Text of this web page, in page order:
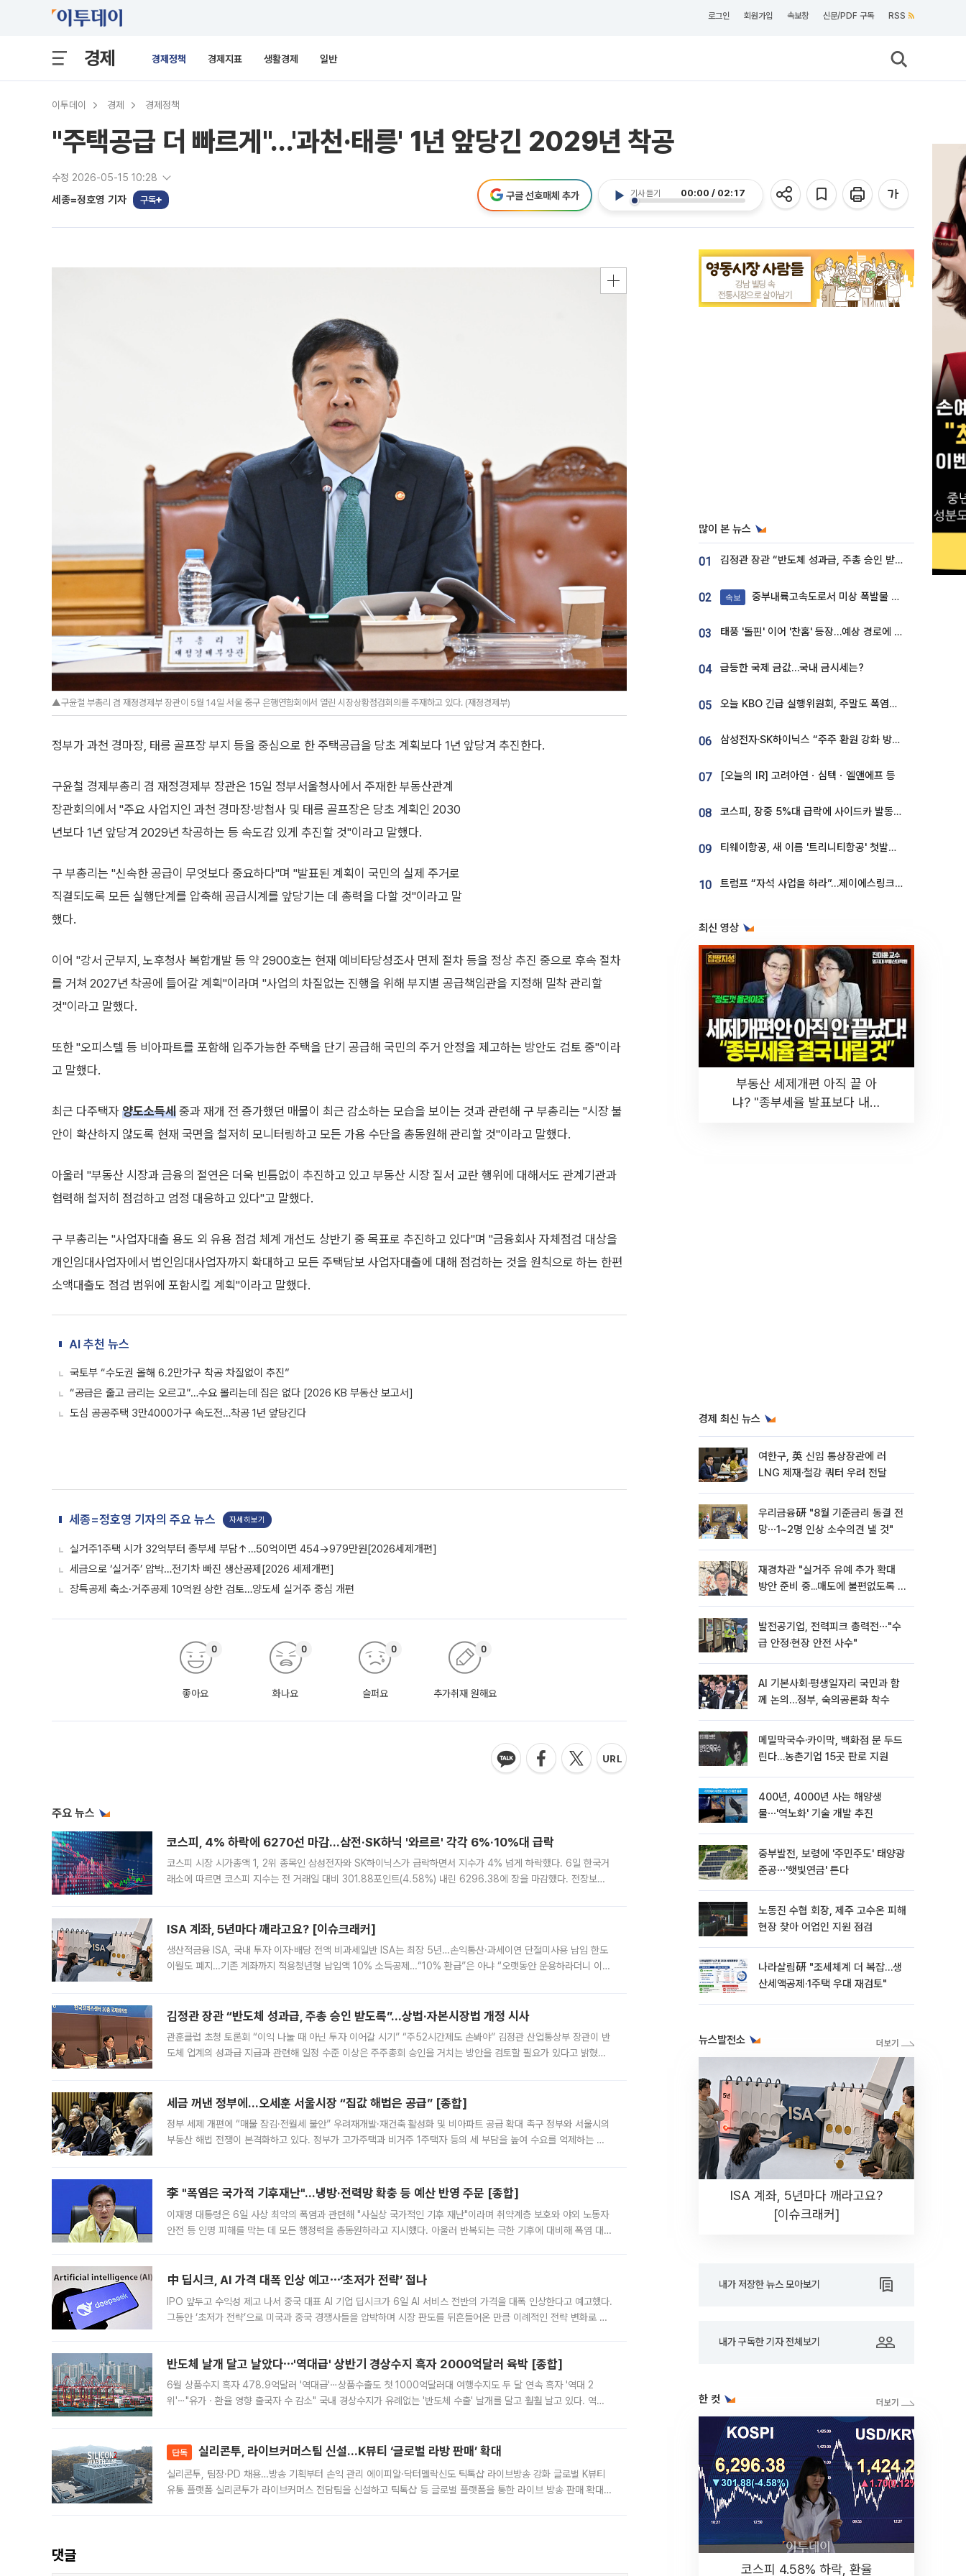
로그인 회원가입 속보창 신문/PDF 구독 RSS
경제 경제정책 경제지표 생활경제 일반
이투데이 경제 경제정책
"주택공급 더 빠르게"…'과천·태릉' 1년 앞당긴 2029년 착공
수정 2026-05-15 10:28
세종=정호영 기자 구독
기사 듣기 00:00 / 02:17
구글 선호매체 추가
▲구윤철 부총리 겸 재정경제부 장관이 5월 14일 서울 중구 은행연합회에서 열린 시장상황점검회의를 주재하고 있다. (재정경제부)
정부가 과천 경마장, 태릉 골프장 부지 등을 중심으로 한 주택공급을 당초 계획보다 1년 앞당겨 추진한다.
구윤철 경제부총리 겸 재정경제부 장관은 15일 정부서울청사에서 주재한 부동산관계
장관회의에서 "주요 사업지인 과천 경마장·방첩사 및 태릉 골프장은 당초 계획인 2030
년보다 1년 앞당겨 2029년 착공하는 등 속도감 있게 추진할 것"이라고 말했다.
구 부총리는 "신속한 공급이 무엇보다 중요하다"며 "발표된 계획이 국민의 실제 주거로
직결되도록 모든 실행단계를 압축해 공급시계를 앞당기는 데 총력을 다할 것"이라고 말
했다.
이어 "강서 군부지, 노후청사 복합개발 등 약 2900호는 현재 예비타당성조사 면제 절차 등을 정상 추진 중으로 후속 절차
를 거쳐 2027년 착공에 들어갈 계획"이라며 "사업의 차질없는 진행을 위해 부지별 공급책임관을 지정해 밀착 관리할
것"이라고 말했다.
또한 "오피스텔 등 비아파트를 포함해 입주가능한 주택을 단기 공급해 국민의 주거 안정을 제고하는 방안도 검토 중"이라
고 말했다.
최근 다주택자 양도소득세 중과 재개 전 증가했던 매물이 최근 감소하는 모습을 보이는 것과 관련해 구 부총리는 "시장 불
안이 확산하지 않도록 현재 국면을 철저히 모니터링하고 모든 가용 수단을 총동원해 관리할 것"이라고 말했다.
아울러 "부동산 시장과 금융의 절연은 더욱 빈틈없이 추진하고 있고 부동산 시장 질서 교란 행위에 대해서도 관계기관과
협력해 철저히 점검하고 엄정 대응하고 있다"고 말했다.
구 부총리는 "사업자대출 용도 외 유용 점검 체계 개선도 상반기 중 목표로 추진하고 있다"며 "금융회사 자체점검 대상을
개인임대사업자에서 법인임대사업자까지 확대하고 모든 주택담보 사업자대출에 대해 점검하는 것을 원칙으로 하는 한편
소액대출도 점검 범위에 포함시킬 계획"이라고 말했다.
AI 추천 뉴스
국토부 “수도권 올해 6.2만가구 착공 차질없이 추진”
“공급은 줄고 금리는 오르고”…수요 몰리는데 집은 없다 [2026 KB 부동산 보고서]
도심 공공주택 3만4000가구 속도전…착공 1년 앞당긴다
세종=정호영 기자의 주요 뉴스 자세히보기
실거주1주택 시가 32억부터 종부세 부담↑…50억이면 454→979만원[2026세제개편]
세금으로 ‘실거주’ 압박…전기차 빠진 생산공제[2026 세제개편]
장특공제 축소·거주공제 10억원 상한 검토…양도세 실거주 중심 개편
좋아요
0
화나요
0
슬퍼요
0
추가취재 원해요
0
주요 뉴스
코스피, 4% 하락에 6270선 마감…삼전·SK하닉 '와르르' 각각 6%·10%대 급락
코스피 시장 시가총액 1, 2위 종목인 삼성전자와 SK하이닉스가 급락하면서 지수가 4% 넘게 하락했다. 6일 한국거
래소에 따르면 코스피 지수는 전 거래일 대비 301.88포인트(4.58%) 내린 6296.38에 장을 마감했다. 전장보다
ISA 계좌, 5년마다 깨라고요? [이슈크래커]
생산적금융 ISA, 국내 투자 이자·배당 전액 비과세일반 ISA는 최장 5년…손익통산·과세이연 단절미사용 납입 한도
이월도 폐지…기존 계좌까지 적용청년형 납입액 10% 소득공제…“10% 환급”은 아냐 “오랫동안 운용하라더니 이제
김정관 장관 “반도체 성과급, 주총 승인 받도록”…상법·자본시장법 개정 시사
관훈클럽 초청 토론회 “이익 나눌 때 아닌 투자 이어갈 시기” “주52시간제도 손봐야” 김정관 산업통상부 장관이 반
도체 업계의 성과급 지급과 관련해 일정 수준 이상은 주주총회 승인을 거치는 방안을 검토할 필요가 있다고 밝혔다.
세금 꺼낸 정부에…오세훈 서울시장 “집값 해법은 공급” [종합]
정부 세제 개편에 “매물 잠김·전월세 불안” 우려재개발·재건축 활성화 및 비아파트 공급 확대 촉구 정부와 서울시의
부동산 해법 전쟁이 본격화하고 있다. 정부가 고가주택과 비거주 1주택자 등의 세 부담을 높여 수요를 억제하는 카
李 "폭염은 국가적 기후재난"…냉방·전력망 확충 등 예산 반영 주문 [종합]
이재명 대통령은 6일 사상 최악의 폭염과 관련해 "사실상 국가적인 기후 재난"이라며 취약계층 보호와 야외 노동자
안전 등 인명 피해를 막는 데 모든 행정력을 총동원하라고 지시했다. 아울러 반복되는 극한 기후에 대비해 폭염 대응
中 딥시크, AI 가격 대폭 인상 예고⋯‘초저가 전략’ 접나
IPO 앞두고 수익성 제고 나서 중국 대표 AI 기업 딥시크가 6일 AI 서비스 전반의 가격을 대폭 인상한다고 예고했다.
그동안 ‘초저가 전략’으로 미국과 중국 경쟁사들을 압박하며 시장 판도를 뒤흔들어온 만큼 이례적인 전략 변화로 평
반도체 날개 달고 날았다⋯'역대급' 상반기 경상수지 흑자 2000억달러 육박 [종합]
6월 상품수지 흑자 478.9억달러 '역대급'⋯상품수출도 첫 1000억달러대 여행수지도 두 달 연속 흑자 '역대 2
위'⋯"유가ㆍ환율 영향 출국자 수 감소" 국내 경상수지가 유례없는 '반도체 수출' 날개를 달고 훨훨 날고 있다. 역대
단독 실리콘투, 라이브커머스팀 신설…K뷰티 ‘글로벌 라방 판매’ 확대
실리콘투, 팀장·PD 채용…방송 기획부터 손익 관리 에이피알·닥터멜락신도 틱톡샵 라이브방송 강화 글로벌 K뷰티
유통 플랫폼 실리콘투가 라이브커머스 전담팀을 신설하고 틱톡샵 등 글로벌 플랫폼을 통한 라이브 방송 판매 확대에
댓글
많이 본 뉴스
01 김정관 장관 “반도체 성과급, 주총 승인 받도록”…상법·자본시장법 개정 시사
02 속보 중부내륙고속도로서 미상 폭발물 발견
03 태풍 '돌핀' 이어 '찬홈' 등장…예상 경로에 한국 '한숨'
04 급등한 국제 금값…국내 금시세는?
05 오늘 KBO 긴급 실행위원회, 주말도 폭염취소 될까
06 삼성전자·SK하이닉스 “주주 환원 강화 방안 마련”
07 [오늘의 IR] 고려아연ㆍ심텍ㆍ엘앤에프 등
08 코스피, 장중 5%대 급락에 사이드카 발동…삼성·SK 동반 폭락
09 티웨이항공, 새 이름 '트리니티항공' 첫발…SSC 전략 본격화
10 트럼프 “자석 사업을 하라”…제이에스링크, 비중국 영구자석 공급망 구축 속도
최신 영상
부동산 세제개편 아직 끝 아
냐? "종부세율 발표보다 내릴
경제 최신 뉴스
여한구, 英 신임 통상장관에 러
LNG 제재·철강 쿼터 우려 전달
우리금융硏 "8월 기준금리 동결 전
망⋯1~2명 인상 소수의견 낼 것"
재경차관 "실거주 유예 추가 확대
방안 준비 중...매도에 불편없도록 노
발전공기업, 전력피크 총력전⋯"수
급 안정·현장 안전 사수"
AI 기본사회·평생일자리 국민과 함
께 논의…정부, 숙의공론화 착수
메밀막국수·카이막, 백화점 문 두드
린다…농촌기업 15곳 판로 지원
400년, 4000년 사는 해양생
물⋯'역노화' 기술 개발 추진
중부발전, 보령에 '주민주도' 태양광
준공⋯'햇빛연금' 튼다
노동진 수협 회장, 제주 고수온 피해
현장 찾아 어업인 지원 점검
나라살림硏 "조세체계 더 복잡…생
산세액공제·1주택 우대 재검토"
뉴스발전소
ISA 계좌, 5년마다 깨라고요?
[이슈크래커]
내가 저장한 뉴스 모아보기
내가 구독한 기자 전체보기
한 컷
코스피 4.58% 하락, 환율